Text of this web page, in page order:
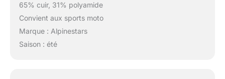
65% cuir, 31% polyamide
Convient aux sports moto
Marque : Alpinestars
Saison : été